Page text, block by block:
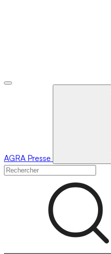
AGRA Presse